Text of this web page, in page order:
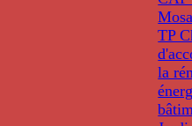
TP
la